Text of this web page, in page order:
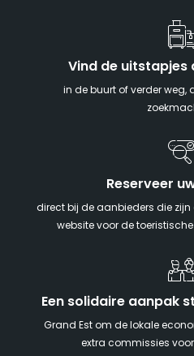
Vind de uitstapjes
in de buurt of verder weg,
Reserveer
direct bij de aanbieders die
website voor de
Een solidaire aanpak
Grand Est om de lokale
extra commissies